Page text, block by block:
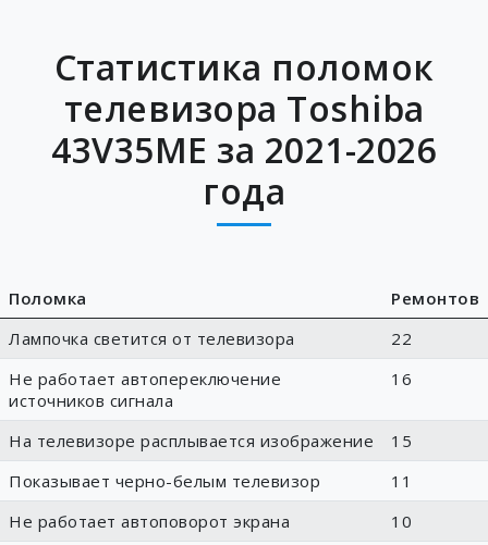
Статистика поломок
телевизора Toshiba
43V35ME за 2021-2026
года
Поломка
Ремонтов
Лампочка светится от телевизора
22
Не работает автопереключение
источников сигнала
16
На телевизоре расплывается изображение
15
Показывает черно-белым телевизор
11
Не работает автоповорот экрана
10